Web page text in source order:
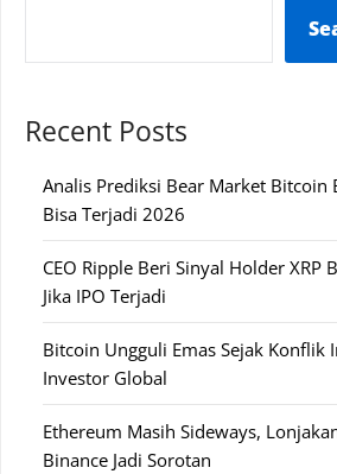
Recent Posts
Analis Prediksi Bear Market Bitcoin
Bisa Terjadi 2026
CEO Ripple Beri Sinyal Holder XRP
Jika IPO Terjadi
Bitcoin Ungguli Emas Sejak Konflik
Investor Global
Ethereum Masih Sideways,
Binance Jadi Sorotan